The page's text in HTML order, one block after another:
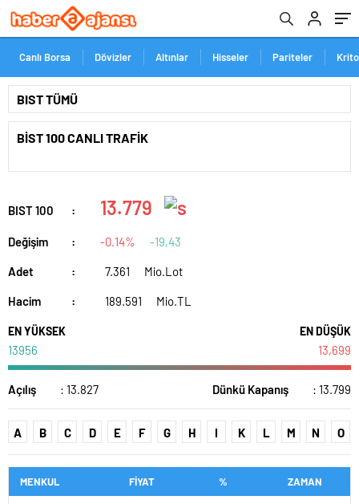
Canlı Borsa Dövizler Altınlar Hisseler Pariteler
BİST 100 CANLI TRAFİK
BIST 100 : 13.779
Değişim : -0.14% -19,43
Adet : 7.361 Mio.Lot
Hacim : 189.591 Mio.TL
EN YÜKSEK
13956
EN DÜŞÜK
13,699
Açılış : 13.827 Dünkü Kapanış : 13.799
A B C D E F G H I K L M N O
MENKUL FİYAT % ZAMAN